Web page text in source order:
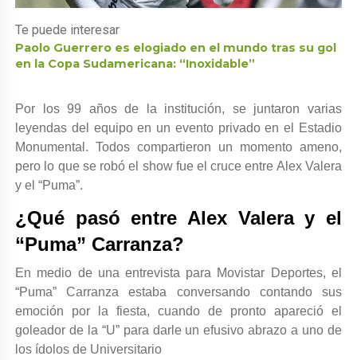
Te puede interesar
Paolo Guerrero es elogiado en el mundo tras su gol
en la Copa Sudamericana: “Inoxidable”
Por los 99 años de la institución, se juntaron varias
leyendas del equipo en un evento privado en el Estadio
Monumental. Todos compartieron un momento ameno,
pero lo que se robó el show fue el cruce entre Alex Valera
y el “Puma”.
¿Qué pasó entre Alex Valera y el
“Puma” Carranza?
En medio de una entrevista para Movistar Deportes, el
“Puma” Carranza estaba conversando contando sus
emoción por la fiesta, cuando de pronto apareció el
goleador de la “U” para darle un efusivo abrazo a uno de
los ídolos de Universitario